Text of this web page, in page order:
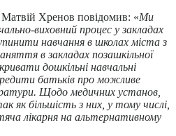
Хренов повідомив: «Ми
виховний процес у закладах
навчання в школах міста з
в закладах позашкільної
дошкільні навчальні
батьків про можливе
Щодо медичних установ,
як більшість з них, у тому числі,
лікарня на альтернативному